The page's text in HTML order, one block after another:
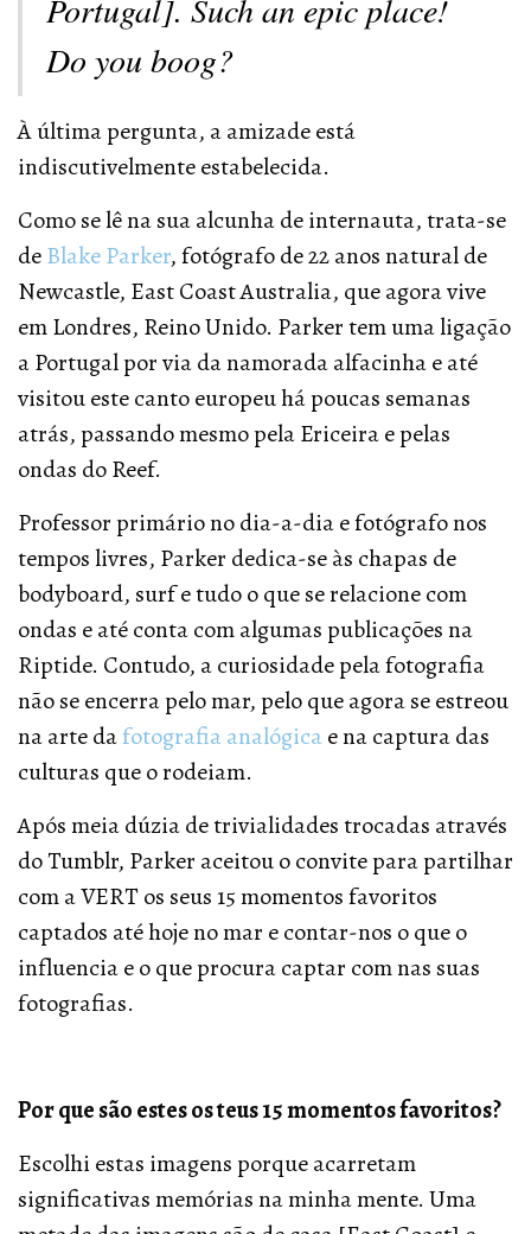
Portugal]. Such an epic place!
Do you boog?
À última pergunta, a amizade está
indiscutivelmente estabelecida.
Como se lê na sua alcunha de internauta, trata-se
deBlake Parker, fotógrafo de 22 anos natural de
Newcastle, East Coast Australia, que agora vive
em Londres, Reino Unido. Parker tem uma ligação
a Portugal por via da namorada alfacinha e até
visitou este canto europeu há poucas semanas
atrás, passando mesmo pela Ericeira e pelas
ondas do Reef.
Professor primário no dia-a-dia e fotógrafo nos
tempos livres, Parker dedica-se às chapas de
bodyboard, surf e tudo o que se relacione com
ondas e até conta com algumas publicações na
Riptide. Contudo, a curiosidade pela fotografia
não se encerra pelo mar, pelo que agora se estreou
na arte dafotografia analógicae na captura das
culturas que o rodeiam.
Após meia dúzia de trivialidades trocadas através
do Tumblr, Parker aceitou o convite para partilhar
com a VERT os seus 15 momentos favoritos
captados até hoje no mar e contar-nos o que o
influencia e o que procura captar com nas suas
fotografias.
Por que são estes os teus 15 momentos favoritos?
Escolhi estas imagens porque acarretam
significativas memórias na minha mente. Uma